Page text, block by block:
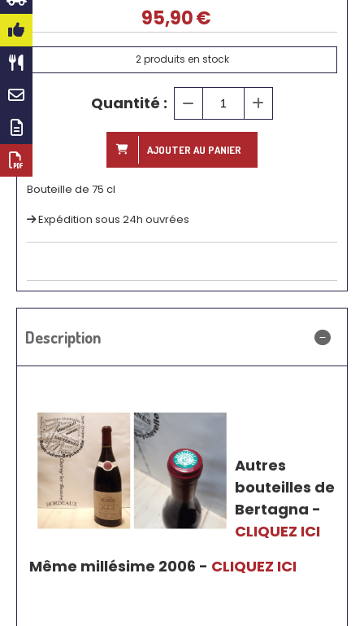
95,90€
2produits en stock
Quantité :
AJOUTER AU PANIER
Bouteille de 75 cl
Expédition sous 24h ouvrées
Description
Autres
bouteilles de
Bertagna -
CLIQUEZ ICI
Même millésime 2006 - CLIQUEZ ICI